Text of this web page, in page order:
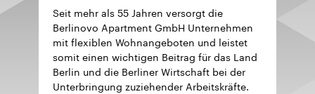
Seit mehr als 55 Jahren versorgt die
Berlinovo Apartment GmbH Unternehmen
mit flexiblen Wohnangeboten und leistet
somit einen wichtigen Beitrag für das Land
Berlin und die Berliner Wirtschaft bei der
Unterbringung zuziehender Arbeitskräfte.